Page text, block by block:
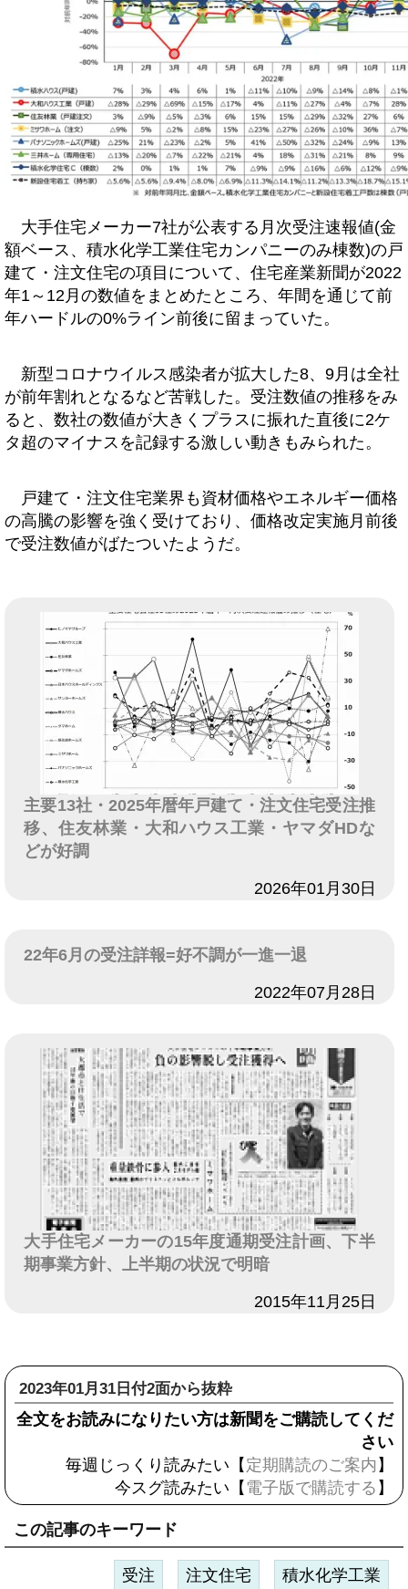
大手住宅メーカー7社が公表する月次受注速報値(金
額ベース、積水化学工業住宅カンパニーのみ棟数)の戸
建て・注文住宅の項目について、住宅産業新聞が2022
年1～12月の数値をまとめたところ、年間を通じて前
年ハードルの0%ライン前後に留まっていた。
新型コロナウイルス感染者が拡大した8、9月は全社
が前年割れとなるなど苦戦した。受注数値の推移をみ
ると、数社の数値が大きくプラスに振れた直後に2ケ
タ超のマイナスを記録する激しい動きもみられた。
戸建て・注文住宅業界も資材価格やエネルギー価格
の高騰の影響を強く受けており、価格改定実施月前後
で受注数値がばたついたようだ。
主要13社・2025年暦年戸建て・注文住宅受注推
移、住友林業・大和ハウス工業・ヤマダHDな
どが好調
2026年01月30日
22年6月の受注詳報=好不調が一進一退
2022年07月28日
大手住宅メーカーの15年度通期受注計画、下半
期事業方針、上半期の状況で明暗
2015年11月25日
2023年01月31日付2面から抜粋
全文をお読みになりたい方は新聞をご購読してくだ
さい
毎週じっくり読みたい【 定期購読のご案内 】
今スグ読みたい【 電子版で購読する 】
この記事のキーワード
受注 注文住宅 積水化学工業